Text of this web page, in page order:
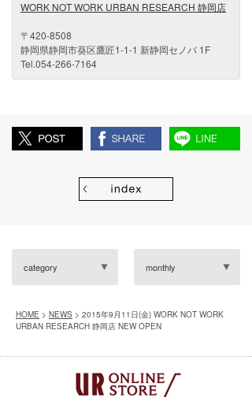
WORK NOT WORK URBAN RESEARCH 静岡店
〒420-8508
静岡県静岡市葵区鷹匠1-1-1 新静岡セノバ 1F
Tel.054-266-7164
category monthly
HOME > NEWS > 2015年9月11日(金) WORK NOT WORK
URBAN RESEARCH 静岡店 NEW OPEN